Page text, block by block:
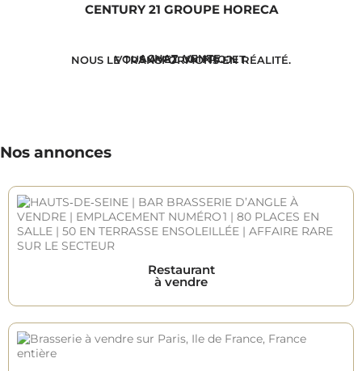
CENTURY 21 GROUPE HORECA
ACHAT. VENTE.
VOUS AVEZ UN PROJET.
NOUS LE TRANSFORMONS EN RÉALITÉ.
Nos annonces
Restaurant
à vendre